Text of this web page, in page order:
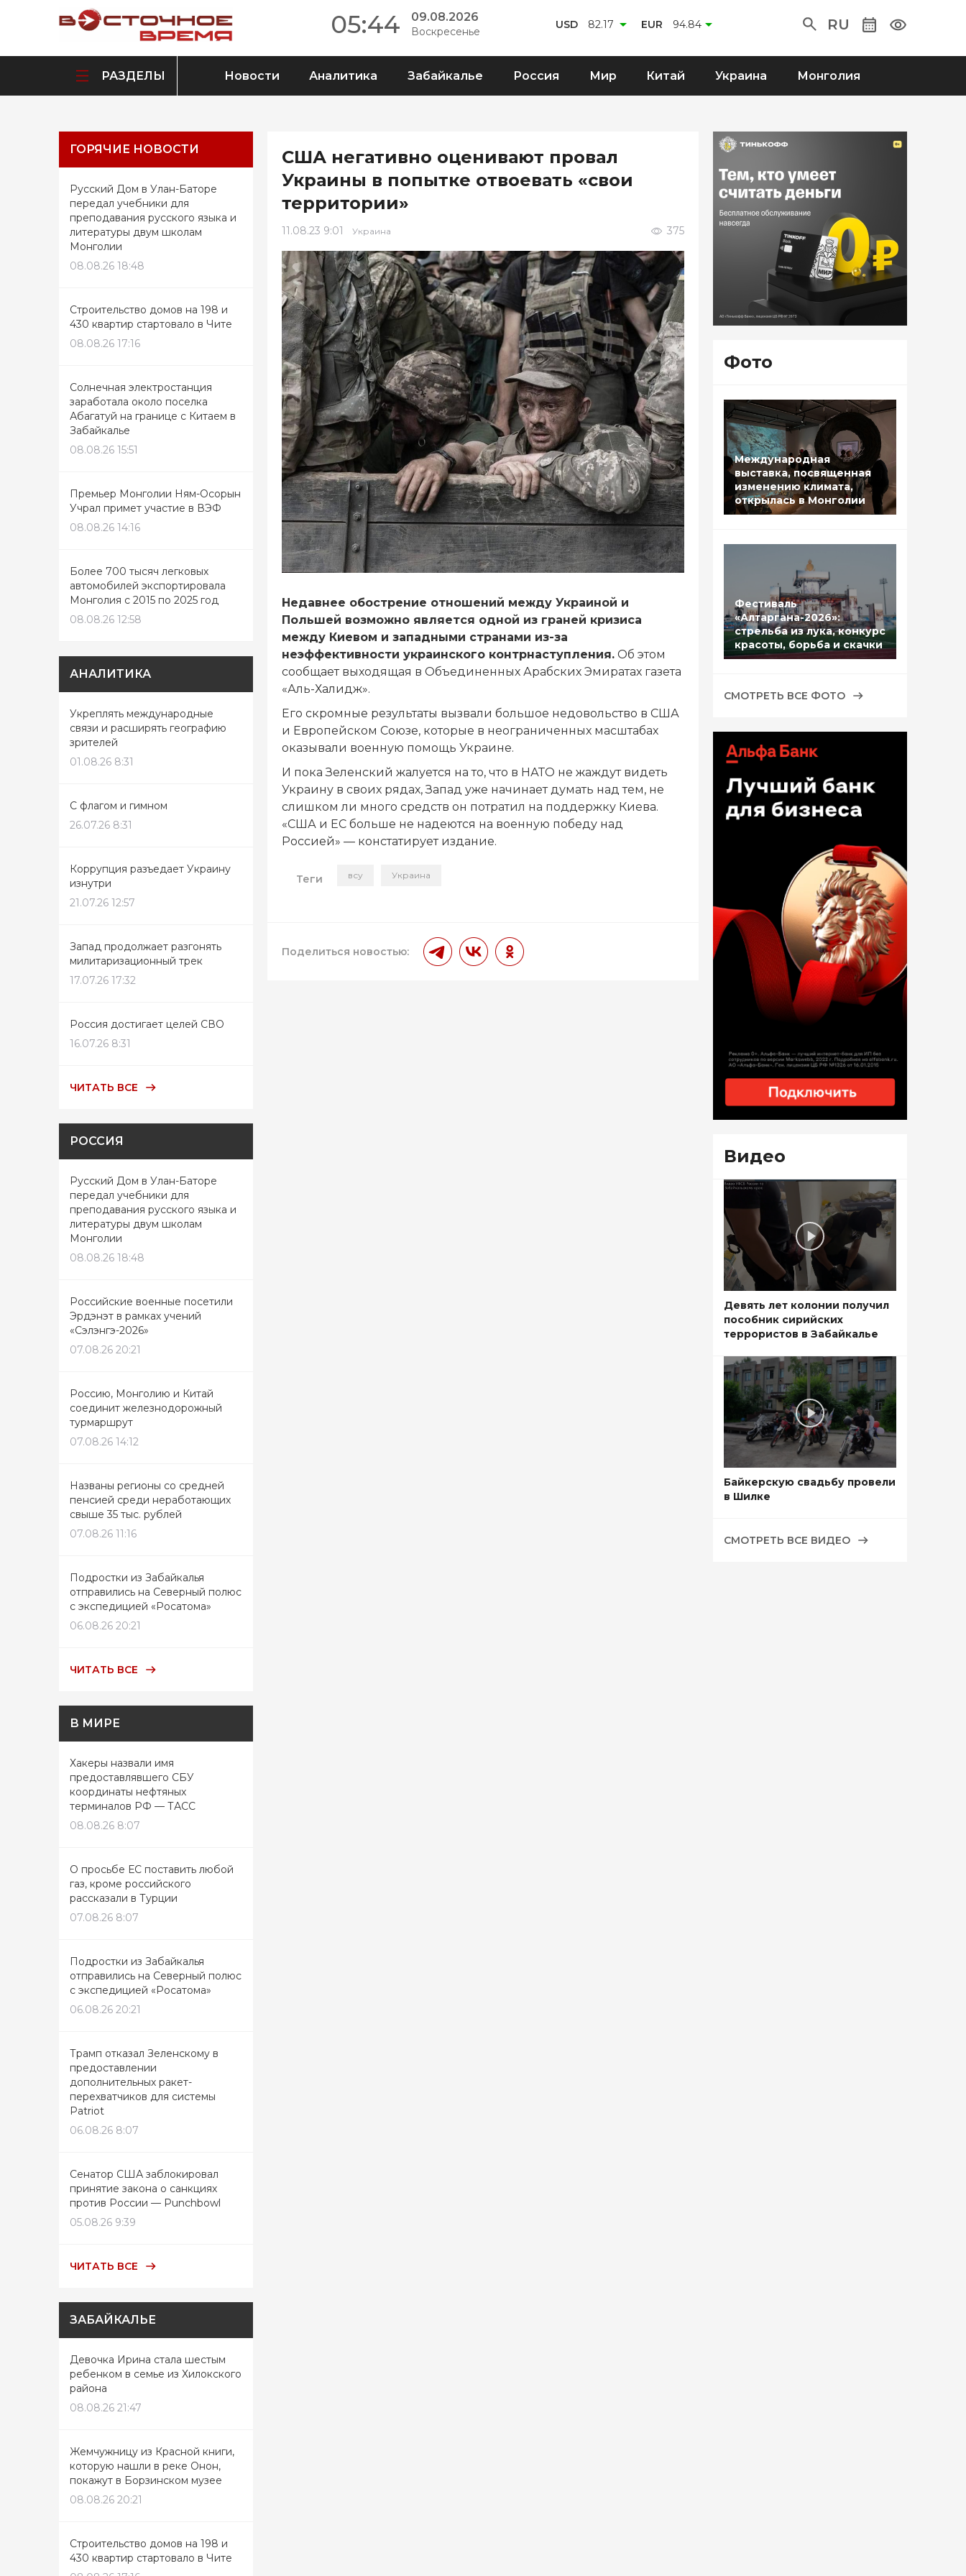
05:44 09.08.2026
Воскресенье
USD 82.17 EUR 94.84 RU
РАЗДЕЛЫ Новости Аналитика Забайкалье Россия Мир Китай Украина Монголия
ГОРЯЧИЕ НОВОСТИ
Русский Дом в Улан-Баторе
передал учебники для
преподавания русского языка и
литературы двум школам
Монголии
08.08.26 18:48
Строительство домов на 198 и
430 квартир стартовало в Чите
08.08.26 17:16
Солнечная электростанция
заработала около поселка
Абагатуй на границе с Китаем в
Забайкалье
08.08.26 15:51
Премьер Монголии Ням-Осорын
Учрал примет участие в ВЭФ
08.08.26 14:16
Более 700 тысяч легковых
автомобилей экспортировала
Монголия с 2015 по 2025 год
08.08.26 12:58
АНАЛИТИКА
Укреплять международные
связи и расширять географию
зрителей
01.08.26 8:31
С флагом и гимном
26.07.26 8:31
Коррупция разъедает Украину
изнутри
21.07.26 12:57
Запад продолжает разгонять
милитаризационный трек
17.07.26 17:32
Россия достигает целей СВО
16.07.26 8:31
ЧИТАТЬ ВСЕ
РОССИЯ
Русский Дом в Улан-Баторе
передал учебники для
преподавания русского языка и
литературы двум школам
Монголии
08.08.26 18:48
Российские военные посетили
Эрдэнэт в рамках учений
«Сэлэнгэ-2026»
07.08.26 20:21
Россию, Монголию и Китай
соединит железнодорожный
турмаршрут
07.08.26 14:12
Названы регионы со средней
пенсией среди неработающих
свыше 35 тыс. рублей
07.08.26 11:16
Подростки из Забайкалья
отправились на Северный полюс
с экспедицией «Росатома»
06.08.26 20:21
ЧИТАТЬ ВСЕ
В МИРЕ
Хакеры назвали имя
предоставлявшего СБУ
координаты нефтяных
терминалов РФ — ТАСС
08.08.26 8:07
О просьбе ЕС поставить любой
газ, кроме российского
рассказали в Турции
07.08.26 8:07
Подростки из Забайкалья
отправились на Северный полюс
с экспедицией «Росатома»
06.08.26 20:21
Трамп отказал Зеленскому в
предоставлении
дополнительных ракет-
перехватчиков для системы
Patriot
06.08.26 8:07
Сенатор США заблокировал
принятие закона о санкциях
против России — Punchbowl
05.08.26 9:39
ЧИТАТЬ ВСЕ
ЗАБАЙКАЛЬЕ
Девочка Ирина стала шестым
ребенком в семье из Хилокского
района
08.08.26 21:47
Жемчужницу из Красной книги,
которую нашли в реке Онон,
покажут в Борзинском музее
08.08.26 20:21
Строительство домов на 198 и
430 квартир стартовало в Чите
США негативно оценивают провал
Украины в попытке отвоевать «свои
территории»
11.08.23 9:01 Украина 375
Недавнее обострение отношений между Украиной и
Польшей возможно является одной из граней кризиса
между Киевом и западными странами из-за
неэффективности украинского контрнаступления. Об этом
сообщает выходящая в Объединенных Арабских Эмиратах газета
«Аль-Халидж».
Его скромные результаты вызвали большое недовольство в США
и Европейском Союзе, которые в неограниченных масштабах
оказывали военную помощь Украине.
И пока Зеленский жалуется на то, что в НАТО не жаждут видеть
Украину в своих рядах, Запад уже начинает думать над тем, не
слишком ли много средств он потратил на поддержку Киева.
«США и ЕС больше не надеются на военную победу над
Россией» — констатирует издание.
Теги всу Украина
Поделиться новостью:
Фото
Международная
выставка, посвященная
изменению климата,
открылась в Монголии
Фестиваль
«Алтаргана-2026»:
стрельба из лука, конкурс
красоты, борьба и скачки
СМОТРЕТЬ ВСЕ ФОТО
Видео
Девять лет колонии получил
пособник сирийских
террористов в Забайкалье
Байкерскую свадьбу провели
в Шилке
СМОТРЕТЬ ВСЕ ВИДЕО